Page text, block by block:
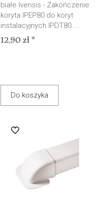
białe Ivensis - Zakończenie
koryta IPEP80 do koryt
instalacyjnych IPDT80....
12,90 zł *
Do koszyka